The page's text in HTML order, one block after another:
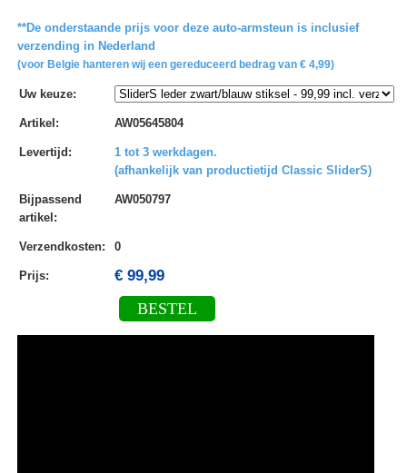
**De onderstaande prijs voor deze auto-armsteun is inclusief
verzending in Nederland
(voor Belgie hanteren wij een gereduceerd bedrag van € 4,99)
Uw keuze:
Artikel : AW05645804
Levertijd :
1 tot 3 werkdagen.
(afhankelijk van productietijd Classic SliderS)
Bijpassend
artikel :
AW050797
Verzendkosten: 0
Prijs: € 99,99
BESTEL